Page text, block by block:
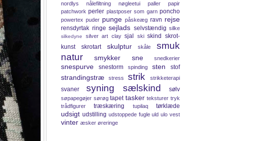
nordlys
nålefiltning nøgleetui paller
papir
patchwork perler plastposer som garn poncho
powertex puder punge påskeæg ravn rejse
rensdyrtak ringe sejlads selvstændig silke
silkedyne silver art clay sjal ski skind
skrot-
kunst
skrotart skulptur skåle
smuk
natur
smykker sne snedkerier
snespurve snestorm spinding sten stof
strandingstræ stress strik strikketerapi
svaner syning sælskind sølv
søpapegøjer sørøg tapet tasker teksturer tryk
trådfigurer
træskæring tupilaq tørklæde
udsigt udstilling udstoppede fugle uld ulo vest
vinter æsker øreringe